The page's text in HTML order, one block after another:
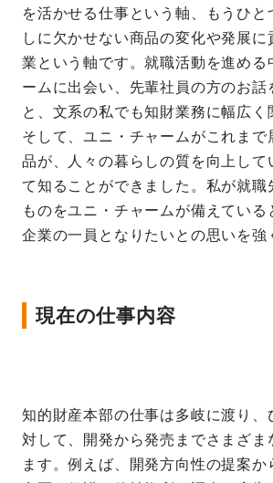
を活かせる仕事という軸、もうひと
しに欠かせない商品の変化や発展に
業という軸です。就職活動を進める
ームに出会い、先輩社員の方のお話
と、文系の私でも知財業務に幅広く
そして、ユニ・チャームがこれまで
品が、人々の暮らしの質を向上して
て知ることができました。私が就職
ものをユニ・チャームが備えている
企業の一員となりたいとの思いを強
現在の仕事内容
知的財産本部の仕事は多岐に渡り、
対して、開発から発売までさまざま
ます。例えば、開発方向性の提案か